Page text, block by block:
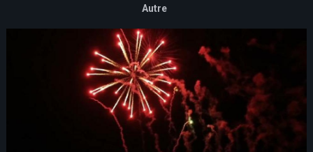
Autre